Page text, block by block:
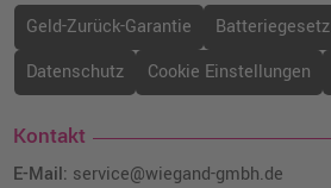
Geld-Zurück-Garantie Batteriegesetz
Datenschutz
Cookie Einstellungen
Kontakt
E-Mail: service@wiegand-gmbh.de